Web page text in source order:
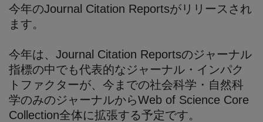
今年のJournal Citation Reportsがリリースされ
ます。
今年は、Journal Citation Reportsのジャーナル
指標の中でも代表的なジャーナル・インパク
トファクターが、今までの社会科学・自然科
学のみのジャーナルからWeb of Science Core
Collection全体に拡張する予定です。